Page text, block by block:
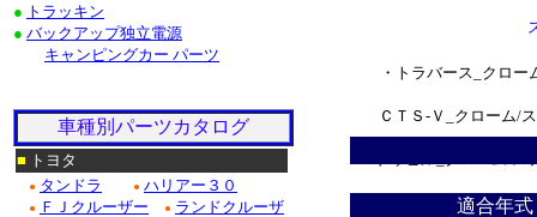
適合年
ステンレス_パーツ・
・トラバース_クロ
ＣＴＳ-Ｖ_クローム/
Ｆ１５０_クローム/
● トラッキン
● バックアップ独立電源
キャンピングカー パーツ
車種別パーツカタログ
■ トヨタ
● タンドラ ● ハリアー３０
● ＦＪクルーザー ● ランドクルーザ